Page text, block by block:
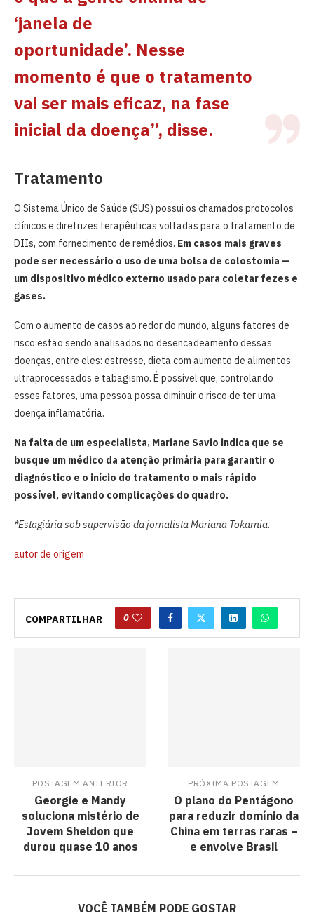
‘janela de
oportunidade’. Nesse
momento é que o tratamento
vai ser mais eficaz, na fase
inicial da doença”, disse.
Tratamento
O Sistema Único de Saúde (SUS) possui os chamados protocolos
clínicos e diretrizes terapêuticas voltadas para o tratamento de
DIIs, com fornecimento de remédios. Em casos mais graves
pode ser necessário o uso de uma bolsa de colostomia —
um dispositivo médico externo usado para coletar fezes e
gases.
Com o aumento de casos ao redor do mundo, alguns fatores de
risco estão sendo analisados no desencadeamento dessas
doenças, entre eles: estresse, dieta com aumento de alimentos
ultraprocessados e tabagismo. É possível que, controlando
esses fatores, uma pessoa possa diminuir o risco de ter uma
doença inflamatória.
Na falta de um especialista, Mariane Savio indica que se
busque um médico da atenção primária para garantir o
diagnóstico e o início do tratamento o mais rápido
possível, evitando complicações do quadro.
*Estagiária sob supervisão da jornalista Mariana Tokarnia.
autor de origem
COMPARTILHAR 0
POSTAGEM ANTERIOR
Georgie e Mandy
soluciona mistério de
Jovem Sheldon que
durou quase 10 anos
PRÓXIMA POSTAGEM
O plano do Pentágono
para reduzir domínio da
China em terras raras –
e envolve Brasil
VOCÊ TAMBÉM PODE GOSTAR